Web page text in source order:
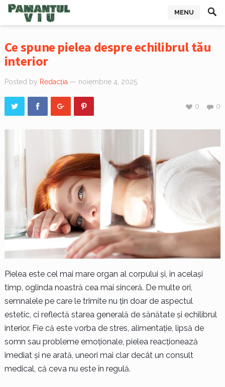
MENU
Ce spune pielea despre echilibrul tău
interior
Posted by Redacția — noiembrie 4, 2025
0
0
Pielea este cel mai mare organ al corpului și, în același
timp, oglinda noastră cea mai sinceră. De multe ori,
semnalele pe care le trimite nu țin doar de aspectul
estetic, ci reflectă starea generală de sănătate și echilibrul
interior. Fie că este vorba de stres, alimentație, lipsă de
somn sau probleme emoționale, pielea reacționează
imediat și ne arată, uneori mai clar decât un consult
medical, că ceva nu este în regulă.